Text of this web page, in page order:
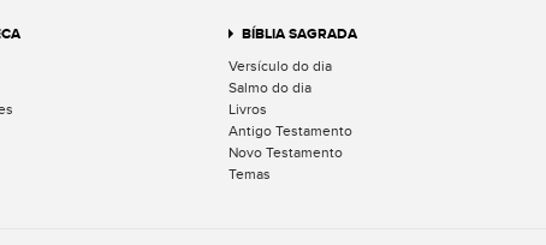
BÍBLIA SAGRADA
Versículo do dia
Salmo do dia
Livros
Antigo Testamento
Novo Testamento
Temas